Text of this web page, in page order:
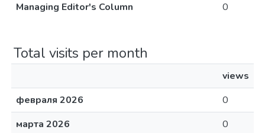
Managing Editor's Column
0
Total visits per month
views
февраля 2026
0
марта 2026
0